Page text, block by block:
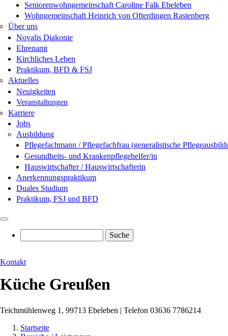
Seniorenwohngemeinschaft Caroline Falk Ebeleben
Wohngemeinschaft Heinrich von Ofterdingen Rastenberg
Über uns
Novalis Diakonie
Ehrenamt
Kirchliches Leben
Praktikum, BFD & FSJ
Aktuelles
Neuigkeiten
Veranstaltungen
Karriere
Jobs
Ausbildung
Pflegefachmann / Pflegefachfrau (generalistische
Gesundheits- und Krankenpflegehelfer/in
Hauswirtschafter / Hauswirtschafterin
Anerkennungspraktikum
Duales Studium
Praktikum, FSJ und BFD
Kontakt
Küche Greußen
Teichmühlenweg 1, 99713 Ebeleben | Telefon 03636 7786214
Startseite